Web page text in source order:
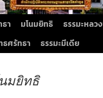
า มโนมยิทธิ
ธรรมะหลว
ศรัทธา
ธรรมะมีเดีย
มยิทธิ